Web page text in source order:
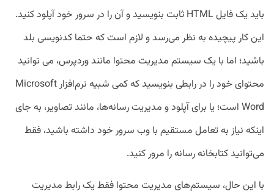
باید یک فایل HTML ثابت بنویسید و آن را در سرور خود آپلود کنید.
این کار پیچیده به نظر می‌رسد و لازم است که حتما کدنویسی بلد
باشید؛ اما با یک سیستم مدیریت محتوا مانند وردپرس، می توانید
محتوای خود را در رابطی بنویسید که کمی شبیه نرم‌افزار Microsoft
Word است؛ یا برای آپلود و مدیریت رسانه‌ها، مانند تصاویر، به جای
اینکه نیاز به تعامل مستقیم با وب سرور خود داشته باشید، فقط
می‌توانید کتابخانه رسانه را مرور کنید.
با این حال، سیستم‌های مدیریت محتوا فقط یک رابط مدیریت